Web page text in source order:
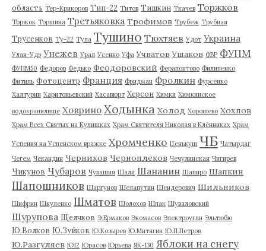
область Тер-Крикоров Тип-22 Титов Тишкин Ткачев Торжков
Торжок Торшина Третьяковка Трофимов Трубеж Трубная
Трусенков Ту-22 Тула Тушино Тюхтяев Удот Украина
Улан-Удэ Унежев Урал Усенко Уфа Учватов Ушаков ФВР ФУПМ
ФУПМ50 Федоров Федько Феодоровский Ферапонтово Филипенко
Фитиль Фотоцентр Франция Фридман Фролкин Фурсенко
Халтурин Харитоньевский Хасавюрт Херсон Химки Химкинское
водохранилище Ховрино Ходынка Холод Хорошево Хохлов
Храм Всех Святых на Кулишках Храм Святителя Николая в Клённиках Храм
Успения на Успенском вражке Хромченко Ценькуш ЧБ Чатырдаг
Чегем Чекандин Черников Черноплеков Чечулинская Чигирев
Чикунов Чубаров Чувашия Шаля Шананин Шапиро Шапкин
Шапошников Шаргунов Шелапутин Шендерович Шильников
Шифрин Шкуленко Шматов Шолохов Шпак Шуваловский
Шурупова Щелчков Э.Ермаков Экомасов Электроугли Эльтюбю
Ю.Волков Ю.Зуйков Ю.Козырев Ю.Митягин Ю.П.Петров
Ю.Разгуляев Ю12 Юрасов Юрьева ЯК-130 Яблоки на снегу